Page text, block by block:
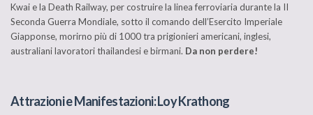
Kwai e la Death Railway, per costruire la linea ferroviaria durante la II
Seconda Guerra Mondiale, sotto il comando dell’Esercito Imperiale
Giapponse, morirno più di 1000 tra prigionieri americani, inglesi,
australiani lavoratori thailandesi e birmani. Da non perdere!
Attrazioni e Manifestazioni: Loy Krathong